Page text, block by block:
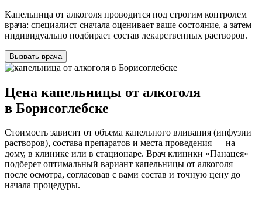
Капельница от алкоголя проводится под строгим контролем
врача: специалист сначала оценивает ваше состояние, а затем
индивидуально подбирает состав лекарственных растворов.
Вызвать врача
Цена капельницы от алкоголя
в Борисоглебске
Стоимость зависит от объема капельного вливания (инфузии
растворов), состава препаратов и места проведения — на
дому, в клинике или в стационаре. Врач клиники «Панацея»
подберет оптимальный вариант капельницы от алкоголя
после осмотра, согласовав с вами состав и точную цену до
начала процедуры.